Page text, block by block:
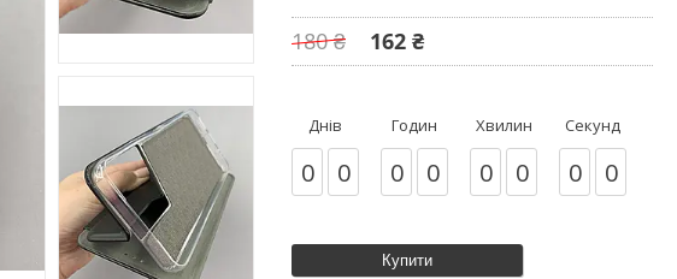
180 ₴ 162 ₴
Днів
0 0
Годин
0 0
Хвилин
0 0
Секунд
0 0
Купити